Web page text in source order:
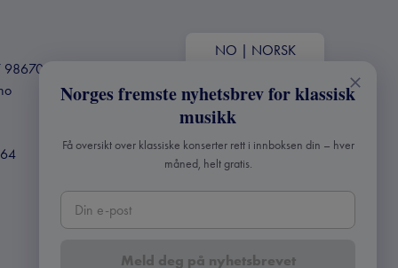
98670803
NO | NORSK
Norges fremste nyhetsbrev for klassisk
musikk
Få oversikt over klassiske konserter rett i innboksen din – hver
måned, helt gratis.
Meld deg på nyhetsbrevet